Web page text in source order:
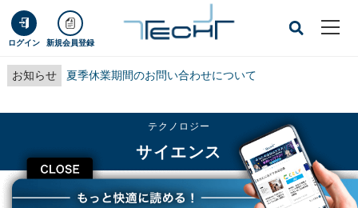
ログイン 新規会員登録
お知らせ 夏季休業期間のお問い合わせについて
CLOSE
テクノロジー
サイエンス